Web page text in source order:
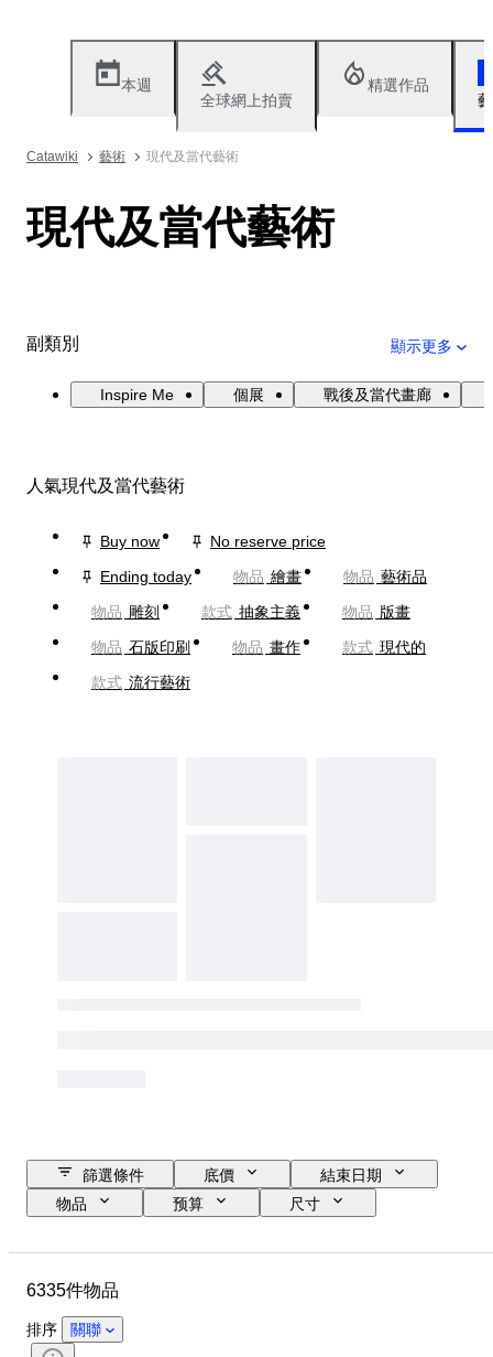
本週
全球網上拍賣
精選作品
Catawiki 藝術 現代及當代藝術
現代及當代藝術
副類別 顯示更多
Inspire Me 個展 戰後及當代畫廊
人氣現代及當代藝術
Buy now
No reserve price
Ending today
物品 繪畫 物品 藝術品
物品 雕刻 款式 抽象主義 物品 版畫
物品 石版印刷 物品 畫作 款式 現代的
款式 流行藝術
篩選條件 底價
結束日期
物品
预算
尺寸
簽名
版
6335件物品
排序 關聯